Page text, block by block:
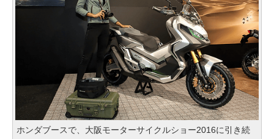
ホンダブースで、大阪モーターサイクルショー2016に引き続